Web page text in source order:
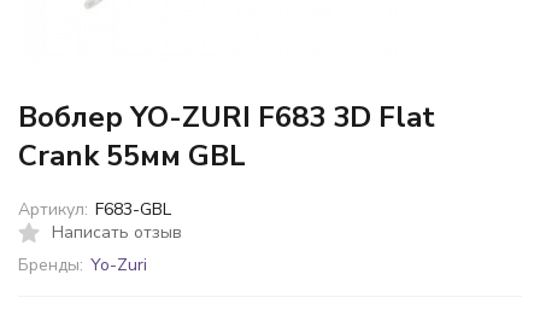
Воблер YO-ZURI F683 3D Flat
Crank 55мм GBL
Написать отзыв
Бренды: Yo-Zuri
Артикул: F683-GBL